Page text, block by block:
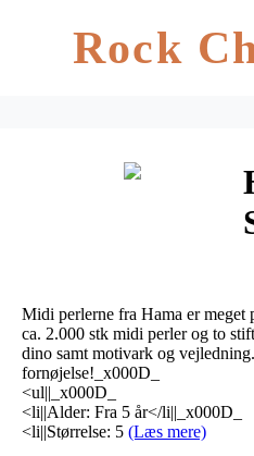
Rock
Midi perlerne fra Hama er
ca. 2.000 stk midi perler og to
dino samt motivark og
fornøjelse!_x000D_
<ul||_x000D_
<li||Alder: Fra 5 år</li||_x000D_
<li||Størrelse: 5 (Læs mere)